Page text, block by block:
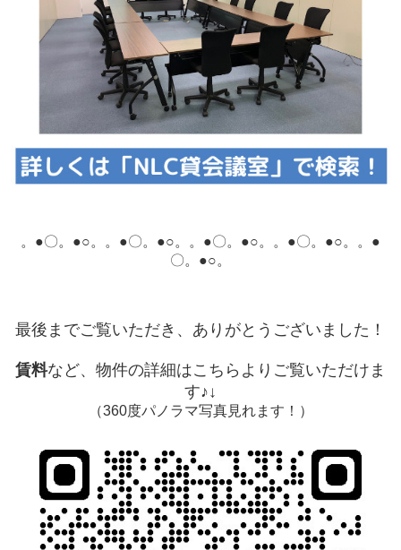
。●〇。●○。。●〇。●○。。●〇。●○。。●〇。●○。。●
〇。●○。
最後までご覧いただき、ありがとうございました！
賃料など、物件の詳細はこちらよりご覧いただけま
す♪↓
（360度パノラマ写真見れます！）